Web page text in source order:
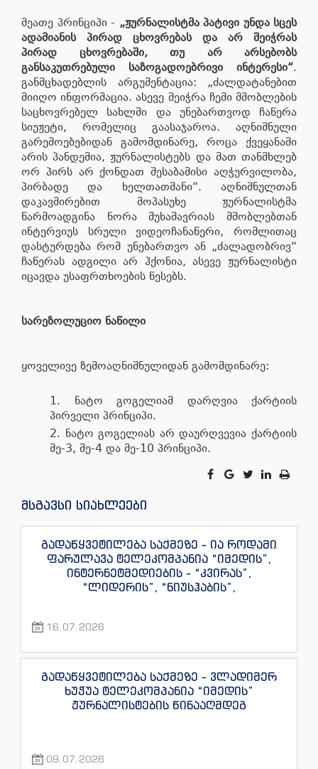
მეათე პრინციპი - „ჟურნალისტმა პატივი უნდა სცეს
ადამიანის პირად ცხოვრებას და არ შეიჭრას
პირად ცხოვრებაში, თუ არ არსებობს
განსაკუთრებული საზოგადოებრივი ინტერესი“.
განმცხადებლის არგუმენტაცია: „ძალდატანებით
მიიღო ინფორმაცია. ასევე შეიჭრა ჩემი მშობლების
საცხოვრებელ სახლში და უნებართვოდ ჩაწერა
სიუჟეტი, რომელიც გაასაჯაროა. აღნიშნული
გარემოებებიდან გამომდინარე, როცა ქვეყანაში
არის პანდემია, ჟურნალისტებს და მათ თანმხლებ
ორ პირს არ ქონდათ შესაბამისი აღჭურვილობა,
პირბადე და ხელთათმანი“. აღნიშნულთან
დაკავშირებით მოპასუხე ჟურნალისტმა
წარმოადგინა ნორა მუხაშავრიას მშობლებთან
ინტერვიუს სრული ვიდეოჩანაწერი, რომლითაც
დასტურდება რომ უნებართვო ან „ძალადობრივ“
ჩაწერას ადგილი არ ჰქონია, ასევე ჟურნალისტი
იცავდა უსაფრთხოების წესებს.
სარეზოლუციო ნაწილი
ყოველივე ზემოაღნიშნულიდან გამომდინარე:
ნატო გოგელიამ დარღვია ქარტიის
პირველი პრინციპი.
ნატო გოგელიას არ დაურღვევია ქარტიის
მე-3, მე-4 და მე-10 პრინციპი.
მსგავსი სიახლეები
გადაწყვეტილება საქმეზე - ია როდამი
ფარულავა ტელეკომპანია “იმედის”,
ინტერნეტმედიების - “კვირას”,
“ლიდერის”, “ნიუსჰაბის”,
“ექსკლუზივტივის” ჟურნალისტების
16.07.2026
გადაწყვეტილება საქმეზე - ვლადიმერ
ხუჭუა ტელეკომპანია “იმედის”
ჟურნალისტების წინააღმდეგ
09.07.2026